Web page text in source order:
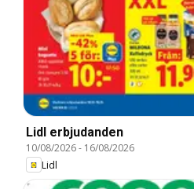
Lidl erbjudanden
10/08/2026- 16/08/2026
Lidl